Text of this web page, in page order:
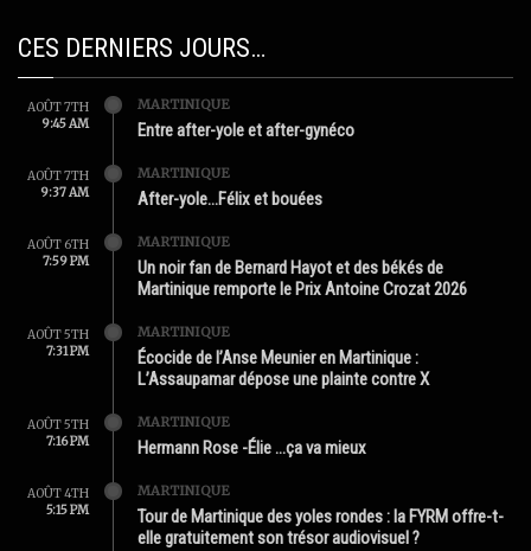
CES DERNIERS JOURS…
AOÛT 7TH
9:45 AM
MARTINIQUE
Entre after-yole et after-gynéco
AOÛT 7TH
9:37 AM
MARTINIQUE
After-yole…Félix et bouées
AOÛT 6TH
7:59 PM
MARTINIQUE
Un noir fan de Bernard Hayot et des békés de
Martinique remporte le Prix Antoine Crozat 2026
AOÛT 5TH
7:31 PM
MARTINIQUE
Écocide de l’Anse Meunier en Martinique :
L’Assaupamar dépose une plainte contre X
AOÛT 5TH
7:16 PM
MARTINIQUE
Hermann Rose -Élie …ça va mieux
AOÛT 4TH
5:15 PM
MARTINIQUE
Tour de Martinique des yoles rondes : la FYRM offre-t-
elle gratuitement son trésor audiovisuel ?